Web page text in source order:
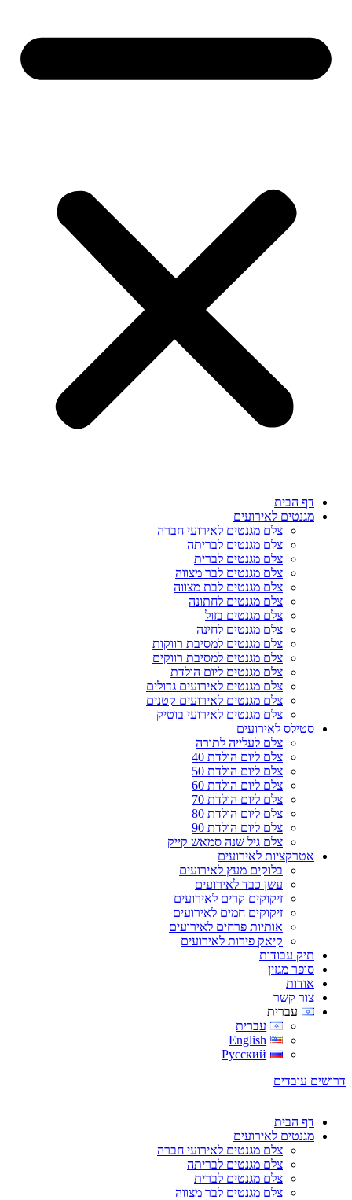
דף הבית
מגנטים לאירועים
צלם מגנטים לאירועי חברה
צלם מגנטים לבריתה
צלם מגנטים לברית
צלם מגנטים לבר מצווה
צלם מגנטים לבת מצווה
צלם מגנטים לחתונה
צלם מגנטים בזול
צלם מגנטים לחינה
צלם מגנטים למסיבת רווקות
צלם מגנטים למסיבת רווקים
צלם מגנטים ליום הולדת
צלם מגנטים לאירועים גדולים
צלם מגנטים לאירועים קטנים
צלם מגנטים לאירועי בוטיק
סטילס לאירועים
צלם לעלייה לתורה
צלם ליום הולדת 40
צלם ליום הולדת 50
צלם ליום הולדת 60
צלם ליום הולדת 70
צלם ליום הולדת 80
צלם ליום הולדת 90
צלם גיל שנה סמאש קייק
אטרקציות לאירועים
בלוקים מעץ לאירועים
עשן כבד לאירועים
זיקוקים קרים לאירועים
זיקוקים חמים לאירועים
אותיות פרחים לאירועים
קיאק פירות לאירועים
תיק עבודות
סופר מגזין
אודות
צור קשר
עברית
עברית
English
Русский
דרושים עובדים
דף הבית
מגנטים לאירועים
צלם מגנטים לאירועי חברה
צלם מגנטים לבריתה
צלם מגנטים לברית
צלם מגנטים לבר מצווה